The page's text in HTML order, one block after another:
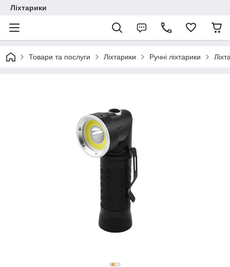
Ліхтарики
Товари та послуги Ліхтарики Ручні ліхтарики